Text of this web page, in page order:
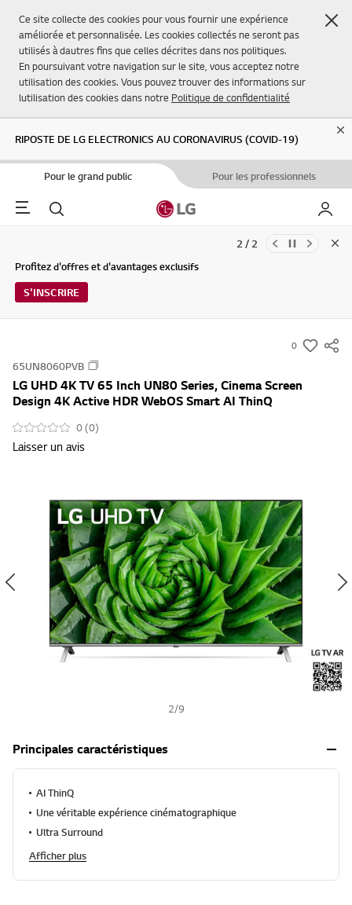
Ce site collecte des cookies pour vous fournir une expérience
améliorée et personnalisée. Les cookies collectés ne seront pas
utilisés à dautres fins que celles décrites dans nos politiques.
En poursuivant votre navigation sur le site, vous acceptez notre
utilisation des cookies. Vous pouvez trouver des informations sur
lutilisation des cookies dans notre Politique de confidentialité
RIPOSTE DE LG ELECTRONICS AU CORONAVIRUS (COVID-19)
Pour le grand public Pour les professionnels
Menu Rechercher Mon
Mises à jour des Conditions d'utilisation du Service et de la Politique
de confidentialité de LG Electronics (29/04/2026)
Profitez d'offres et d'avantages exclusifs
S'INSCRIRE
2 / 2
0
s
65UN8060PVB
LG UHD 4K TV 65 Inch UN80 Series, Cinema Screen
Design 4K Active HDR WebOS Smart AI ThinQ
0 (0)
Laisser un avis
2/9
Principales caractéristiques
AI ThinQ
Une véritable expérience cinématographique
Ultra Surround
Afficher plus